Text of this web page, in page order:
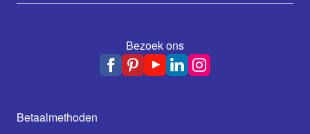
Bezoek ons
Betaalmethoden